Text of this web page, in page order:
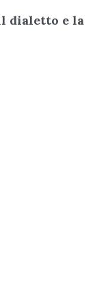
dialetto e la